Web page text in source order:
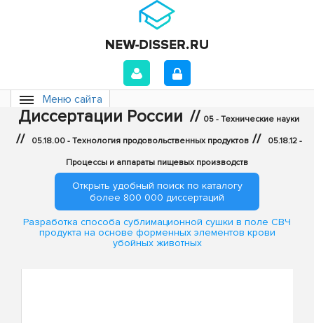
Меню сайта
Диссертации России // 05 - Технические науки
// 05.18.00 - Технология продовольственных продуктов // 05.18.12 -
Процессы и аппараты пищевых производств
Открыть удобный поиск по каталогу
более 800 000 диссертаций
Разработка способа сублимационной сушки в поле СВЧ
продукта на основе форменных элементов крови
убойных животных